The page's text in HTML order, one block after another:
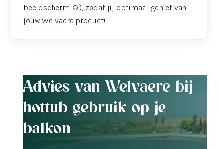
beeldscherm ☺️), zodat jij optimaal geniet van
jouw Welvaere product!
Advies van Welvaere bij
hottub gebruik op je
balkon